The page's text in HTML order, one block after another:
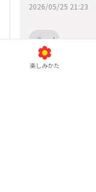
2026/05/25 21:23
ai
コメントあり
楽しみかた